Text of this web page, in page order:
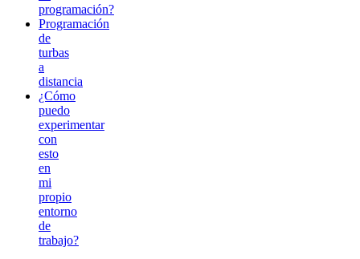
programación?
Programación
de
turbas
a
distancia
¿Cómo
puedo
experimentar
con
esto
en
mi
propio
entorno
de
trabajo?